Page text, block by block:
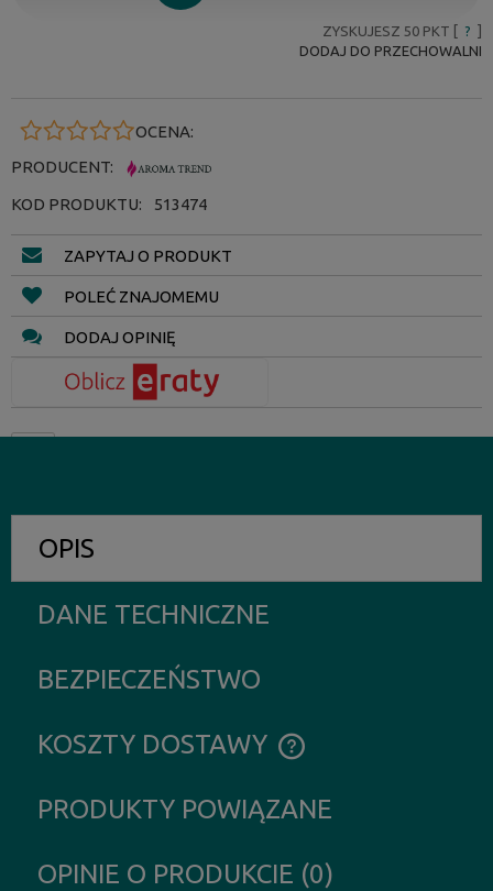
ZYSKUJESZ 50 PKT [ ? ]
DODAJ DO PRZECHOWALNI
OCENA:
PRODUCENT:
KOD PRODUKTU:
513474
ZAPYTAJ O PRODUKT
POLEĆ ZNAJOMEMU
DODAJ OPINIĘ
OPIS
DANE TECHNICZNE
BEZPIECZEŃSTWO
KOSZTY DOSTAWY
CENA NIE ZAWIERA EWENTUALNYCH KOSZTÓW PŁATNOŚCI
PRODUKTY POWIĄZANE
OPINIE O PRODUKCIE (0)